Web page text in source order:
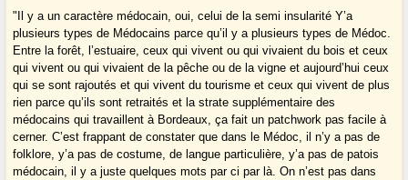
"Il y a un caractère médocain, oui, celui de la semi insularité Y’a
plusieurs types de Médocains parce qu’il y a plusieurs types de Médoc.
Entre la forêt, l’estuaire, ceux qui vivent ou qui vivaient du bois et ceux
qui vivent ou qui vivaient de la pêche ou de la vigne et aujourd’hui ceux
qui se sont rajoutés et qui vivent du tourisme et ceux qui vivent de plus
rien parce qu’ils sont retraités et la strate supplémentaire des
médocains qui travaillent à Bordeaux, ça fait un patchwork pas facile à
cerner. C’est frappant de constater que dans le Médoc, il n’y a pas de
folklore, y’a pas de costume, de langue particulière, y’a pas de patois
médocain, il y a juste quelques mots par ci par là. On n’est pas dans